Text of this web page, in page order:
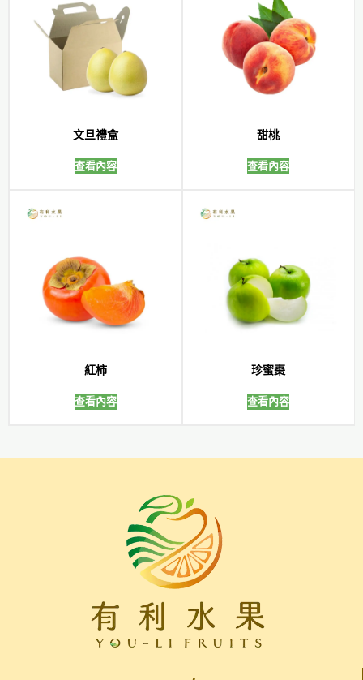
文旦禮盒
查看內容
甜桃
查看內容
紅柿
查看內容
珍蜜棗
查看內容